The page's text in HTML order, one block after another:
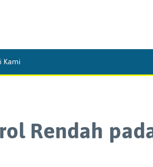
content
Kami
Rendah